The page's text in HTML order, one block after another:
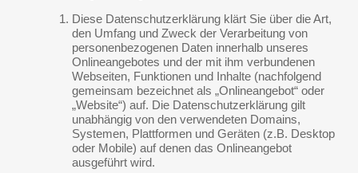
Diese Datenschutzerklärung klärt Sie über die Art,
den Umfang und Zweck der Verarbeitung von
personenbezogenen Daten innerhalb unseres
Onlineangebotes und der mit ihm verbundenen
Webseiten, Funktionen und Inhalte (nachfolgend
gemeinsam bezeichnet als „Onlineangebot“ oder
„Website“) auf. Die Datenschutzerklärung gilt
unabhängig von den verwendeten Domains,
Systemen, Plattformen und Geräten (z.B. Desktop
oder Mobile) auf denen das Onlineangebot
ausgeführt wird.